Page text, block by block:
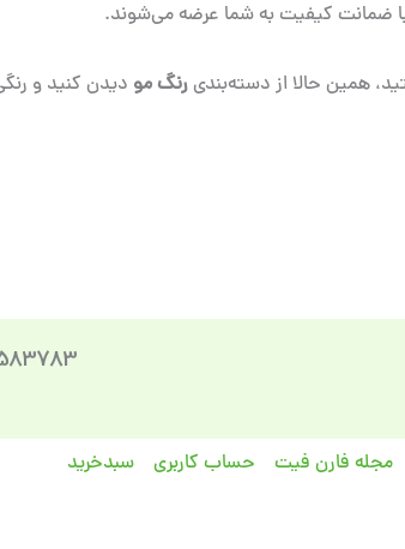
ضمانت کیفیت به شما عرضه می‌شوند.
همین حالا از دسته‌بندی رنگ مو دیدن کنید و
مجله فارن فیت حساب کاربری سبد‌خرید